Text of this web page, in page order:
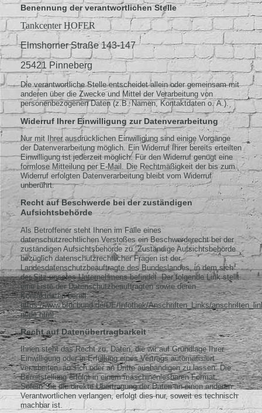
Benennung der verantwortlichen Stelle
Tankcenter HOFER
Elmshorner Straße 143-147
25421 Pinneberg
Die verantwortliche Stelle entscheidet allein oder gemeinsam mit
anderen über die Zwecke und Mittel der Verarbeitung von
personenbezogenen Daten (z.B. Namen, Kontaktdaten o. Ä.).
Widerruf Ihrer Einwilligung zur Datenverarbeitung
Nur mit Ihrer ausdrücklichen Einwilligung sind einige Vorgänge
der Datenverarbeitung möglich. Ein Widerruf Ihrer bereits erteilten
Einwilligung ist jederzeit möglich. Für den Widerruf genügt eine
formlose Mitteilung per E-Mail. Die Rechtmäßigkeit der bis zum
Widerruf erfolgten Datenverarbeitung bleibt vom Widerruf
unberührt.
Recht auf Beschwerde bei der zuständigen
Aufsichtsbehörde
Als Betroffener steht Ihnen im Falle eines
datenschutzrechtlichen Verstoßes ein Beschwerderecht bei der
zuständigen Aufsichtsbehörde zu. Zuständige Aufsichtsbehörde
bezüglich datenschutzrechtlicher Fragen ist der
Landesdatenschutzbeauftragte des Bundeslandes, in dem sich
der Sitz unseres Unternehmens befindet. Der folgende Link stellt
eine Liste der Datenschutzbeauftragten sowie deren
Kontaktdaten bereit:
https://www.bfdi.bund.de/DE/Infothek/Anschriften_Links/
node.html.
Recht auf Datenübertragbarkeit
Ihnen steht das Recht zu, Daten, die wir auf Grundlage Ihrer
Einwilligung oder in Erfüllung eines Vertrags automatisiert
verarbeiten, an sich oder an Dritte aushändigen zu lassen. Die
Bereitstellung erfolgt in einem maschinenlesbaren Format.
Sofern Sie die direkte Übertragung der Daten an einen anderen
Verantwortlichen verlangen, erfolgt dies nur, soweit es technisch
machbar ist.